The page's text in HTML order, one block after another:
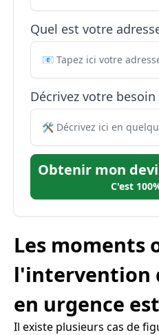
Quel est votre
Décrivez votre
Obtenir mon
C'est
Les moments
l'intervention
en urgence
Il existe plusieurs cas de